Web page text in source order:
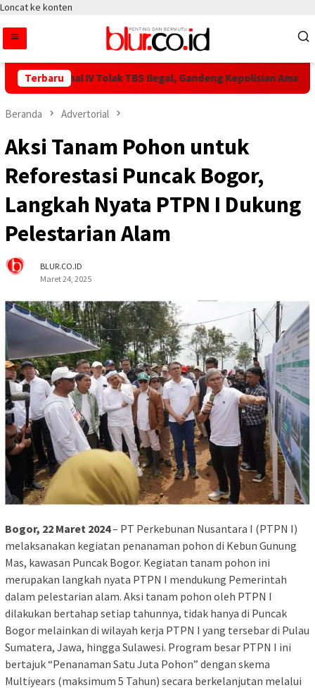
Loncat ke konten
Terbaru
IV Tolak TBS Ilegal, Gandeng Kepolisian Amankan Rantai
Beranda Advertorial
Aksi Tanam Pohon untuk
Reforestasi Puncak Bogor,
Langkah Nyata PTPN I Dukung
Pelestarian Alam
BLUR.CO.ID
Maret 24, 2025
Bogor, 22 Maret 2024– PT Perkebunan Nusantara I (PTPN I)
melaksanakan kegiatan penanaman pohon di Kebun Gunung
Mas, kawasan Puncak Bogor. Kegiatan tanam pohon ini
merupakan langkah nyata PTPN I mendukung Pemerintah
dalam pelestarian alam. Aksi tanam pohon oleh PTPN I
dilakukan bertahap setiap tahunnya, tidak hanya di Puncak
Bogor melainkan di wilayah kerja PTPN I yang tersebar di Pulau
Sumatera, Jawa, hingga Sulawesi. Program besar PTPN I ini
bertajuk “Penanaman Satu Juta Pohon” dengan skema
Multiyears (maksimum 5 Tahun) secara berkelanjutan melalui